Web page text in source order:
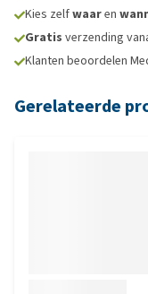
Kies zelfwaaren
Gratis verzending
Klanten beoordelen
Gerelateerde